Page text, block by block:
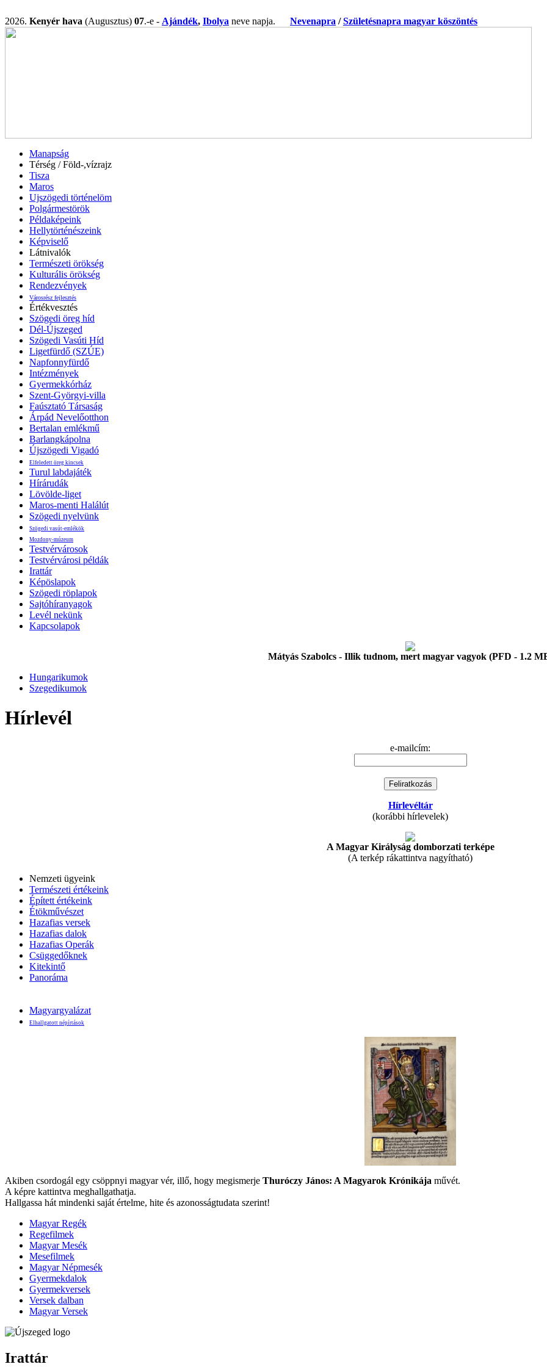
2026. Kenyér hava (Augusztus) 07.-e - Ajándék, Ibolya neve napja. Nevenapra /Születésnapra magyar köszöntés
Manapság
Térség / Föld-,vízrajz
Tisza
Maros
Ujszögedi történelöm
Polgármestörök
Példaképeink
Hellytörténészeink
Képviselő
Látnivalók
Természeti örökség
Kulturális örökség
Rendezvények
Városrész fejlesztés
Értékvesztés
Szögedi öreg híd
Dél-Újszeged
Szögedi Vasúti Híd
Ligetfürdő (SZÚE)
Napfonnyfürdő
Intézmények
Gyermekkórház
Szent-Györgyi-villa
Faúsztató Társaság
Árpád Nevelőotthon
Bertalan emlékmű
Barlangkápolna
Újszögedi Vigadó
Elfeledett öreg kincsek
Turul labdajáték
Hírárudák
Lövölde-liget
Maros-menti Halálút
Szögedi nyelvünk
Szögedi vasút-emlékök
Mozdony-múzeum
Testvérvárosok
Testvérvárosi példák
Irattár
Képöslapok
Szögedi röplapok
Sajtóhíranyagok
Levél nekünk
Kapcsolapok
Mátyás Szabolcs - Illik tudnom, mert magyar vagyok (PFD - 1.2
Hungarikumok
Szegedikumok
Hírlevél
e-mailcím:
Hírlevéltár
(korábbi hírlevelek)
A Magyar Királyság domborzati terképe
(A terkép rákattintva nagyítható)
Nemzeti ügyeink
Természeti értékeink
Épített értékeink
Étökművészet
Hazafias versek
Hazafias dalok
Hazafias Operák
Csüggedőknek
Kitekintő
Panoráma
Magyargyalázat
Elhallgatott népírtások
Akiben csordogál egy csöppnyi magyar vér, illő, hogy megismerje Thuróczy János: A Magyarok Krónikája művét.
A képre kattintva meghallgathatja.
Hallgassa hát mindenki saját értelme, hite és azonosságtudata szerint!
Magyar Regék
Regefilmek
Magyar Mesék
Mesefilmek
Magyar Népmesék
Gyermekdalok
Gyermekversek
Versek dalban
Magyar Versek
Irattár